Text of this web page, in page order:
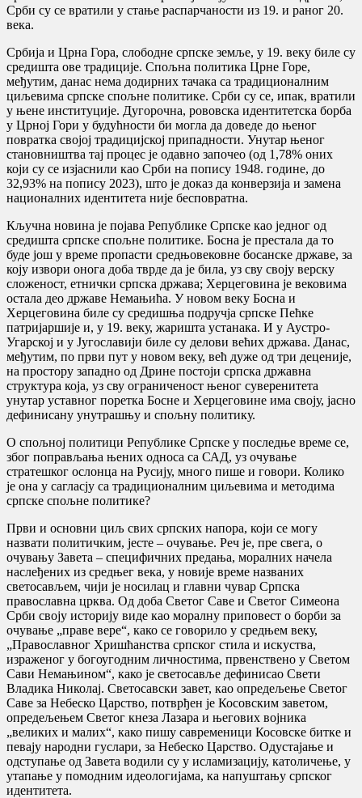
Срби су се вратили у стање распарчаности из 19. и раног 20.
века.
Србија и Црна Гора, слободне српске земље, у 19. веку биле су
средишта ове традиције. Спољна политика Црне Горе,
међутим, данас нема додирних тачака са традиционалним
циљевима српске спољне политике. Срби су се, ипак, вратили
у њене институције. Дугорочна, рововска идентитетска борба
у Црној Гори у будућности би могла да доведе до њеног
повратка својој традицијској припадности. Унутар њеног
становништва тај процес је одавно започео (од 1,78% оних
који су се изјаснили као Срби на попису 1948. године, до
32,93% на попису 2023), што је доказ да конверзија и замена
националних идентитета није бесповратна.
Кључна новина је појава Републике Српске као једног од
средишта српске спољне политике. Босна је престала да то
буде још у време пропасти средњовековне босанске државе, за
коју извори онога доба тврде да је била, уз сву своју верску
сложеност, етнички српска држава; Херцеговина је вековима
остала део државе Немањића. У новом веку Босна и
Херцеговина биле су средишња подручја српске Пећке
патријаршије и, у 19. веку, жаришта устанака. И у Аустро-
Угарској и у Југославији биле су делови већих држава. Данас,
међутим, по први пут у новом веку, већ дуже од три деценије,
на простору западно од Дрине постоји српска државна
структура која, уз сву ограниченост њеног суверенитета
унутар уставног поретка Босне и Херцеговине има своју, јасно
дефинисану унутрашњу и спољну политику.
О спољној политици Републике Српске у последње време се,
због поправљања њених односа са САД, уз очување
стратешког ослонца на Русију, много пише и говори. Колико
је она у сагласју са традиционалним циљевима и методима
српске спољне политике?
Први и основни циљ свих српских напора, који се могу
назвати политичким, јесте – очување. Реч је, пре свега, о
очувању Завета – специфичних предања, моралних начела
наслеђених из средњег века, у новије време названих
светосављем, чији је носилац и главни чувар Српска
православна црква. Од доба Светог Саве и Светог Симеона
Срби своју историју виде као моралну приповест о борби за
очување „праве вере“, како се говорило у средњем веку,
„Православног Хришћанства српског стила и искуства,
израженог у богоугодним личностима, првенствено у Светом
Сави Немањином“, како је светосавље дефинисао Свети
Владика Николај. Светосавски завет, као опредељење Светог
Саве за Небеско Царство, потврђен је Косовским заветом,
опредељењем Светог кнеза Лазара и његових војника
„великих и малих“, како пишу савременици Косовске битке и
певају народни гуслари, за Небеско Царство. Одустајање и
одступање од Завета водили су у исламизацију, католичење, у
утапање у помодним идеологијама, ка напуштању српског
идентитета.